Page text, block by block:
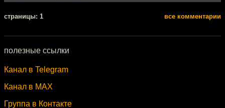
cтраницы: 1 все комментарии
полезные ссылки
Канал в Telegram
Канал в MAX
Группа в Контакте